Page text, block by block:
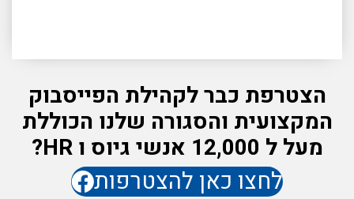
הצטרפת כבר לקהילת הפייסבוק
המקצועית והסגורה שלנו הכוללת
מעל ל 12,000 אנשי גיוס ו HR?
לחצו כאן להצטרפות